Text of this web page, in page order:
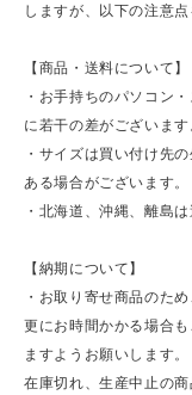
しますが、以下の注意
【商品・送料について】
・お手持ちのパソコン
に若干の差がございます
・サイズは買い付け先
ある場合がございます。
・北海道、沖縄、離島
【納期について】
・お取り寄せ商品のた
更にお時間かかる場合
ますようお願いします。
在庫切れ、生産中止の